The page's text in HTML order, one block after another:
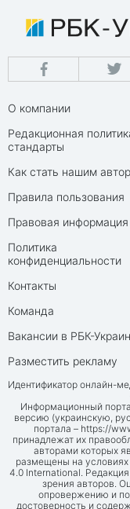
О компании
Редакционная
стандарты
Как стать нашим
Правила пользования
Правовая информация
Политика
конфиденциальности
Контакты
Команда
Вакансии в РБК-
Разместить рекламу
Идентификатор онлайн-
Информационный
версию (украинскую,
портала – https://
принадлежат их
авторами которых
размещены на
4.0 International.
зрения авторов.
опровержению и
достоверность и